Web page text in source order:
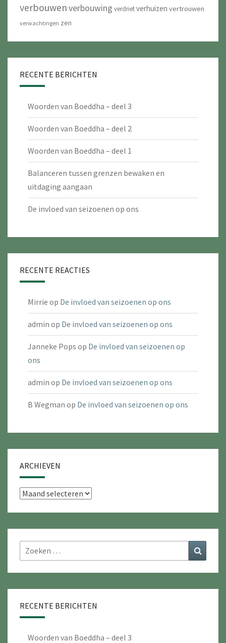
verbouwenverbouwing verdrietverhuizen vertrouwen
verwachtingen zen
RECENTE BERICHTEN
Woorden van Boeddha – deel 3
Woorden van Boeddha – deel 2
Woorden van Boeddha – deel 1
Balanceren tussen grenzen bewaken en
uitdaging aangaan
De invloed van seizoenen op ons
RECENTE REACTIES
Mirrie op De invloed van seizoenen op ons
admin op De invloed van seizoenen op ons
Janneke Pops op De invloed van seizoenen op
ons
admin op De invloed van seizoenen op ons
B Wegman op De invloed van seizoenen op ons
ARCHIEVEN
Archieven
Zoeken
naar:
RECENTE BERICHTEN
Woorden van Boeddha – deel 3